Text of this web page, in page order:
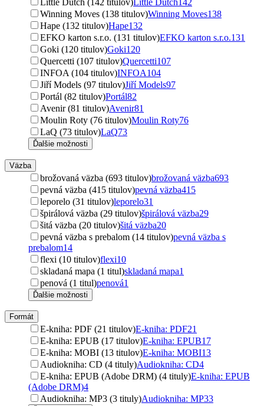
Winning Moves (138 titulov)Winning Moves138
Hape (132 titulov)Hape132
EFKO karton s.r.o. (131 titulov)EFKO karton s.r.o.131
Goki (120 titulov)Goki120
Quercetti (107 titulov)Quercetti107
INFOA (104 titulov)INFOA104
Jiří Models (97 titulov)Jiří Models97
Portál (82 titulov)Portál82
Avenir (81 titulov)Avenir81
Moulin Roty (76 titulov)Moulin Roty76
LaQ (73 titulov)LaQ73
Ďalšie možnosti
Väzba
brožovaná väzba (693 titulov)brožovaná väzba693
pevná väzba (415 titulov)pevná väzba415
leporelo (31 titulov)leporelo31
špirálová väzba (29 titulov)špirálová väzba29
šitá väzba (20 titulov)šitá väzba20
pevná väzba s prebalom (14 titulov)pevná väzba s
prebalom14
flexi (10 titulov)flexi10
skladaná mapa (1 titul)skladaná mapa1
penová (1 titul)penová1
Ďalšie možnosti
Formát
E-kniha: PDF (21 titulov)E-kniha: PDF21
E-kniha: EPUB (17 titulov)E-kniha: EPUB17
E-kniha: MOBI (13 titulov)E-kniha: MOBI13
Audiokniha: CD (4 tituly)Audiokniha: CD4
E-kniha: EPUB (Adobe DRM) (4 tituly)E-kniha: EPUB
(Adobe DRM)4
Audiokniha: MP3 (3 tituly)Audiokniha: MP33